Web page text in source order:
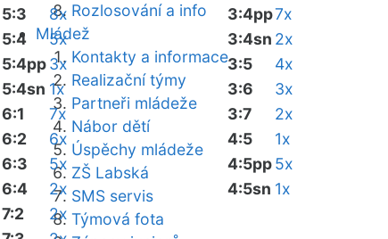
Rozlosování a info
Mládež
Kontakty a informace
Realizační týmy
Partneři mládeže
Nábor dětí
Úspěchy mládeže
ZŠ Labská
SMS servis
Týmová fota
5:3
8x
5:4
5x
5:4pp3x
5:4sn 1x
6:1
7x
6:2
6x
6:3
5x
6:4
2x
7:2
2x
3:4pp7x
3:4sn 2x
3:5
4x
3:6
3x
3:7
2x
4:5
1x
4:5pp5x
4:5sn 1x